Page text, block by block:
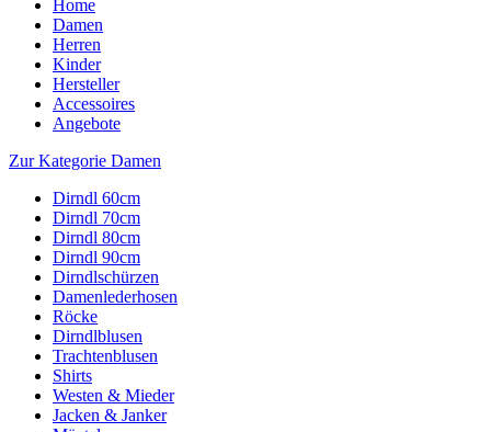
Home
Damen
Herren
Kinder
Hersteller
Accessoires
Angebote
Zur Kategorie Damen
Dirndl 60cm
Dirndl 70cm
Dirndl 80cm
Dirndl 90cm
Dirndlschürzen
Damenlederhosen
Röcke
Dirndlblusen
Trachtenblusen
Shirts
Westen & Mieder
Jacken & Janker